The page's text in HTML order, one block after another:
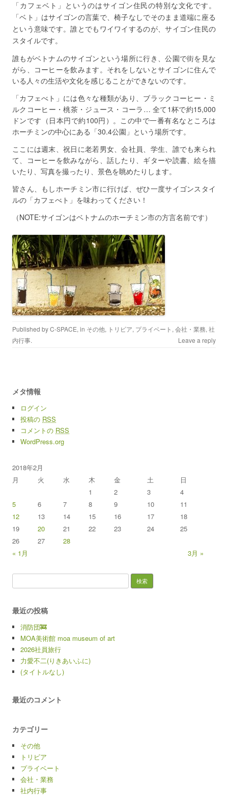
「カフェベト」というのはサイゴン住民の特別な文化です。
「ベト」はサイゴンの言葉で、椅子なしでそのまま道端に座る
という意味です。誰とでもワイワイするのが、サイゴン住民の
スタイルです。
誰もがベトナムのサイゴンという場所に行き、公園で街を見な
がら、コーヒーを飲みます。それをしないとサイゴンに住んで
いる人々の生活や文化を感じることができないのです。
「カフェべト」には色々な種類があり、ブラックコーヒー・ミ
ルクコーヒー・桃茶・ジュース・コーラ… 全て1杯で約15,000
ドンです（日本円で約100円）。この中で一番有名なところは
ホーチミンの中心にある「30.4公園」という場所です。
ここには週末、祝日に老若男女、会社員、学生、誰でも来られ
て、コーヒーを飲みながら、話したり、ギターや読書、絵を描
いたり、写真を撮ったり、景色を眺めたりします。
皆さん、もしホーチミン市に行けば、ぜひ一度サイゴンスタイ
ルの「カフェべト」を味わってください！
（NOTE:サイゴンはベトナムのホーチミン市の方言名前です）
Published byC-SPACE, in その他, トリビア, プライベート , 会社・業務, 社
内行事. Leave a reply
メタ情報
ログイン
投稿の RSS
コメントの RSS
WordPress.org
2018年2月
月
火 水 木 金 土 日
« 1月 3月 »
1 2 3
4
5
6 7 8 9 10
11
12
13 14 15 16 17
18
19
20 21 22 23 24
25
26
27 28
最近の投稿
消防団🚒
MOA美術館 moa museum of art
2026社員旅行
力愛不二(りきあいふに)
(タイトルなし)
最近のコメント
カテゴリー
その他
トリビア
プライベート
会社・業務
社内行事